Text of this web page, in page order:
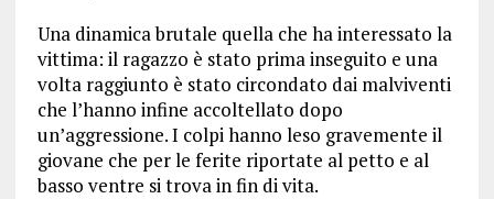
Una dinamica brutale quella che ha interessato la
vittima: il ragazzo è stato prima inseguito e una
volta raggiunto è stato circondato dai malviventi
che l’hanno infine accoltellato dopo
un’aggressione. I colpi hanno leso gravemente il
giovane che per le ferite riportate al petto e al
basso ventre si trova in fin di vita.